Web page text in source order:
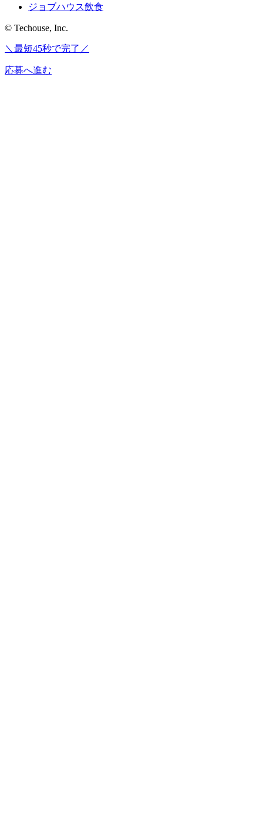
ジョブハウス飲食
© Techouse, Inc.
＼最短45秒で完了／
応募へ進む